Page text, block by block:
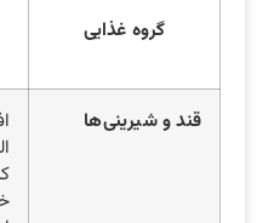
گروه غذایی
قند و شیرینی‌ها